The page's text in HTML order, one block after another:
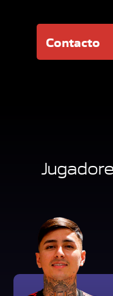
Contacto